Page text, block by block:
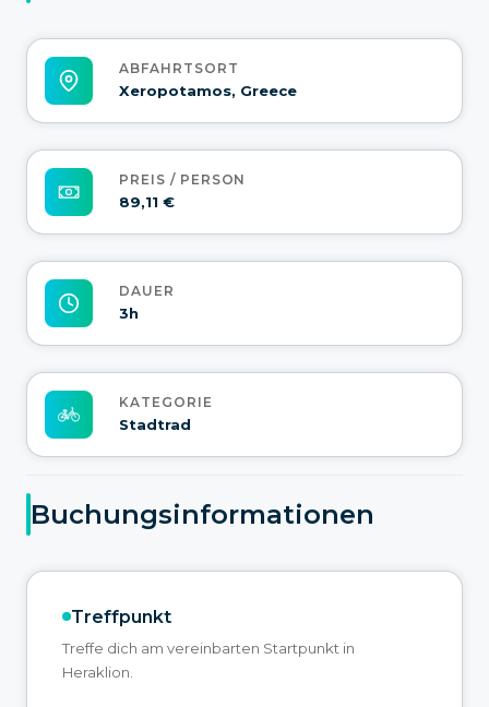
ABFAHRTSORT
Xeropotamos, Greece
PREIS / PERSON
89,11 €
DAUER
3h
KATEGORIE
Stadtrad
Buchungsinformationen
Treffpunkt
Treffe dich am vereinbarten Startpunkt in
Heraklion.